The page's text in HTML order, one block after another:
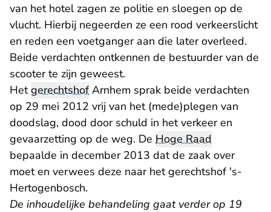
van het hotel zagen ze politie en sloegen op de
vlucht. Hierbij negeerden ze een rood verkeerslicht
en reden een voetganger aan die later overleed.
Beide verdachten ontkennen de bestuurder van de
scooter te zijn geweest.
HetgerechtshofArnhem sprak beide verdachten
op 29 mei 2012 vrij van het (mede)plegen van
doodslag, dood door schuld in het verkeer en
gevaarzetting op de weg. De Hoge Raad
bepaalde in december 2013 dat de zaak over
moet en verwees deze naar het gerechtshof 's-
Hertogenbosch.
De inhoudelijke behandeling gaat verder op 19